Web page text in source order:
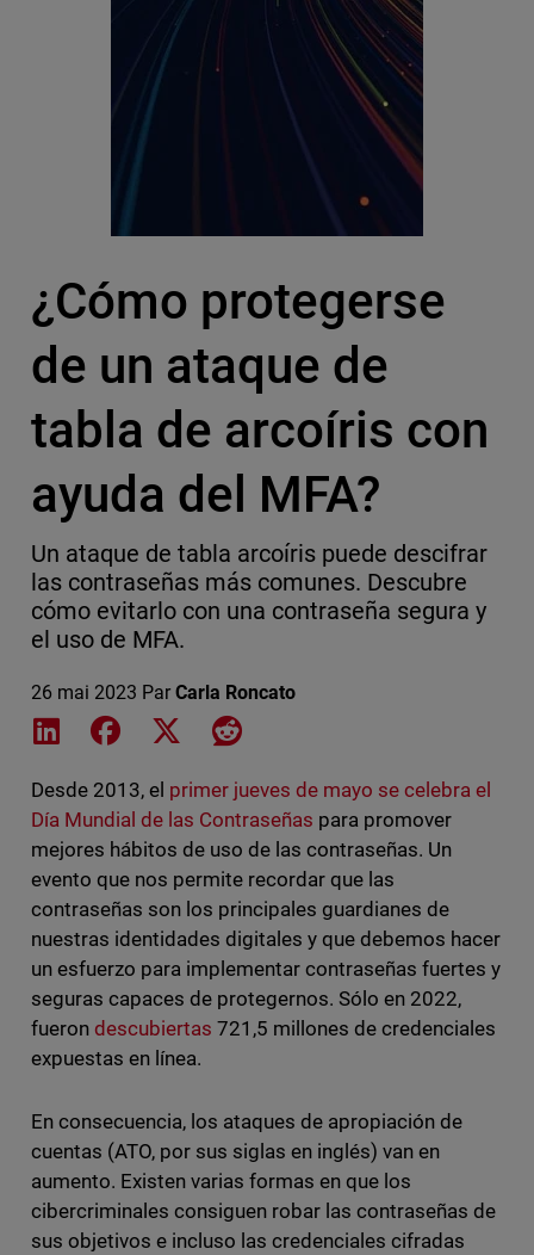
¿Cómo protegerse
de un ataque de
tabla de arcoíris con
ayuda del MFA?
Un ataque de tabla arcoíris puede descifrar
las contraseñas más comunes. Descubre
cómo evitarlo con una contraseña segura y
el uso de MFA.
26 mai 2023 Par Carla Roncato
Share on LinkedIn
Share on Facebook
Share on XShare on Reddit
Desde 2013, el primer jueves de mayo se celebra el
Día Mundial de las Contraseñas para promover
mejores hábitos de uso de las contraseñas. Un
evento que nos permite recordar que las
contraseñas son los principales guardianes de
nuestras identidades digitales y que debemos hacer
un esfuerzo para implementar contraseñas fuertes y
seguras capaces de protegernos. Sólo en 2022,
fueron descubiertas 721,5 millones de credenciales
expuestas en línea.
En consecuencia, los ataques de apropiación de
cuentas (ATO, por sus siglas en inglés) van en
aumento. Existen varias formas en que los
cibercriminales consiguen robar las contraseñas de
sus objetivos e incluso las credenciales cifradas